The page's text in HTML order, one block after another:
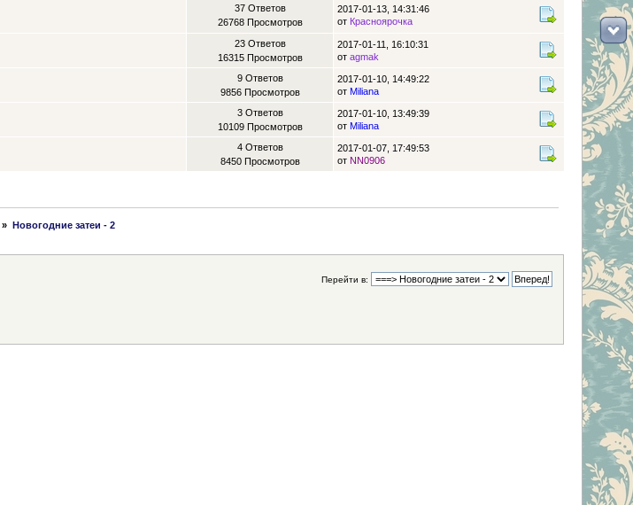
37 Ответов
26768 Просмотров
2017-01-13, 14:31:46
от Красноярочка
23 Ответов
16315 Просмотров
2017-01-11, 16:10:31
от agmak
9 Ответов
9856 Просмотров
2017-01-10, 14:49:22
от Miliana
3 Ответов
10109 Просмотров
2017-01-10, 13:49:39
от Miliana
4 Ответов
8450 Просмотров
2017-01-07, 17:49:53
от NN0906
» Новогодние затеи - 2
Перейти в: